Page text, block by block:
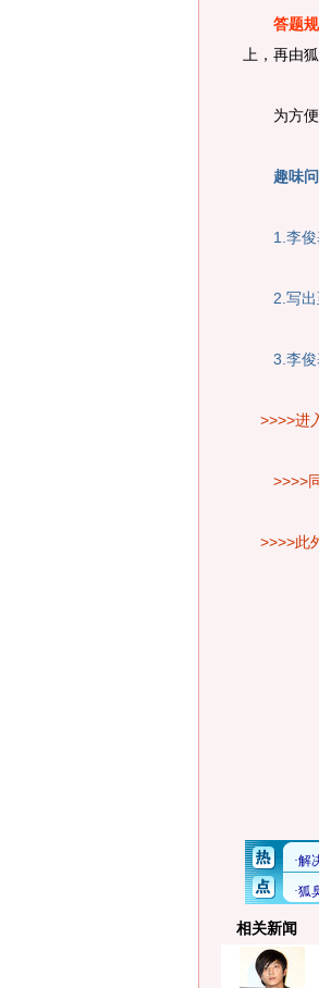
答题规
上，再由
为方便
趣味问
1.李俊基
2.写出至
3.李俊基
>>>>进
>>>>
>>>>此
相关新闻